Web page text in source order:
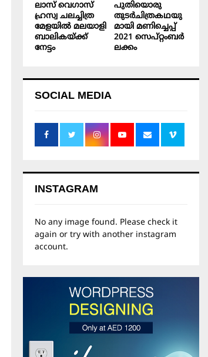
ലാസ് വെഗാസ്
ഹ്രസ്വ ചലച്ചിത്ര
മേളയിൽ മലയാളി
ബാലികയ്ക്ക്
നേട്ടം
പുതിയൊരു
തുടർചിത്രകഥയു
മായി മണിച്ചെപ്പ്
2021 സെപ്റ്റംബർ
ലക്കം
SOCIAL MEDIA
INSTAGRAM
No any image found. Please check it
again or try with another instagram
account.